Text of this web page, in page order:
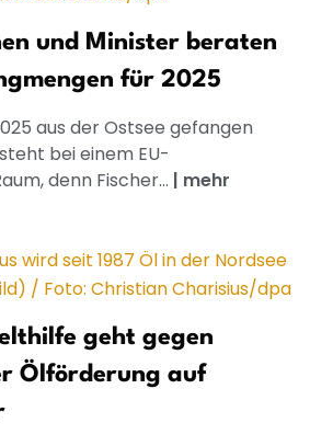
und Minister beraten
für 2025
aus der Ostsee gefangen
bei einem EU-
denn Fischer... | mehr
geht gegen
Ölförderung auf